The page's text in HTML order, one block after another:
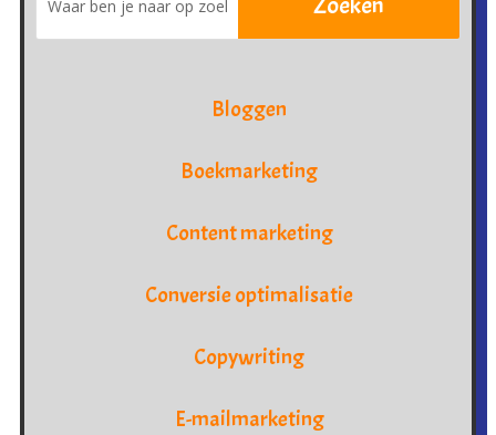
Bloggen
Boekmarketing
Content marketing
Conversie optimalisatie
Copywriting
E-mailmarketing